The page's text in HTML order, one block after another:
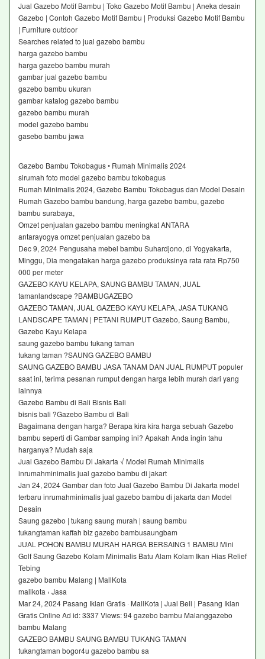
Jual Gazebo Motif Bambu | Toko Gazebo Motif Bambu | Aneka desain
Gazebo | Contoh Gazebo Motif Bambu | Produksi Gazebo Motif Bambu
| Furniture outdoor
Searches related to jual gazebo bambu
harga gazebo bambu
harga gazebo bambu murah
gambar jual gazebo bambu
gazebo bambu ukuran
gambar katalog gazebo bambu
gazebo bambu murah
model gazebo bambu
gasebo bambu jawa
Gazebo Bambu Tokobagus • Rumah Minimalis 2024
sirumah foto model gazebo bambu tokobagus
Rumah Minimalis 2024, Gazebo Bambu Tokobagus dan Model Desain
Rumah Gazebo bambu bandung, harga gazebo bambu, gazebo
bambu surabaya,
Omzet penjualan gazebo bambu meningkat ANTARA
antarayogya omzet penjualan gazebo ba
Dec 9, 2024 Pengusaha mebel bambu Suhardjono, di Yogyakarta,
Minggu, Dia mengatakan harga gazebo produksinya rata rata Rp750
000 per meter
GAZEBO KAYU KELAPA, SAUNG BAMBU TAMAN, JUAL
tamanlandscape ?BAMBUGAZEBO
GAZEBO TAMAN, JUAL GAZEBO KAYU KELAPA, JASA TUKANG
LANDSCAPE TAMAN | PETANI RUMPUT Gazebo, Saung Bambu,
Gazebo Kayu Kelapa
saung gazebo bambu tukang taman
tukang taman ?SAUNG GAZEBO BAMBU
SAUNG GAZEBO BAMBU JASA TANAM DAN JUAL RUMPUT populer
saat ini, terima pesanan rumput dengan harga lebih murah dari yang
lainnya
Gazebo Bambu di Bali Bisnis Bali
bisnis bali ?Gazebo Bambu di Bali
Bagaimana dengan harga? Berapa kira kira harga sebuah Gazebo
bambu seperti di Gambar samping ini? Apakah Anda ingin tahu
harganya? Mudah saja
Jual Gazebo Bambu Di Jakarta √ Model Rumah Minimalis
inrumahminimalis jual gazebo bambu di jakart
Jan 24, 2024 Gambar dan foto Jual Gazebo Bambu Di Jakarta model
terbaru inrumahminimalis jual gazebo bambu di jakarta dan Model
Desain
Saung gazebo | tukang saung murah | saung bambu
tukangtaman kaffah biz gazebo bambusaungbam
JUAL POHON BAMBU MURAH HARGA BERSAING 1 BAMBU Mini
Golf Saung Gazebo Kolam Minimalis Batu Alam Kolam Ikan Hias Relief
Tebing
gazebo bambu Malang | MallKota
mallkota › Jasa
Mar 24, 2024 Pasang Iklan Gratis · MallKota | Jual Beli | Pasang Iklan
Gratis Online Ad id: 3337 Views: 94 gazebo bambu Malanggazebo
bambu Malang
GAZEBO BAMBU SAUNG BAMBU TUKANG TAMAN
tukangtaman bogor4u gazebo bambu sa